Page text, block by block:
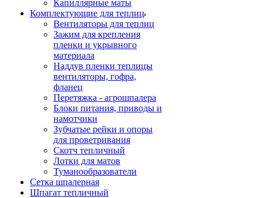
Капиллярные маты
Комплектующие для теплиц
Вентиляторы для теплиц
Зажим для крепления
пленки и укрывного
материала
Наддув пленки теплицы
вентиляторы, гофра,
фланец
Перетяжка - агрошпалера
Блоки питания, приводы и
намотчики
Зубчатые рейки и опоры
для проветривания
Скотч тепличный
Лотки для матов
Туманообразователи
Сетка шпалерная
Шпагат тепличный